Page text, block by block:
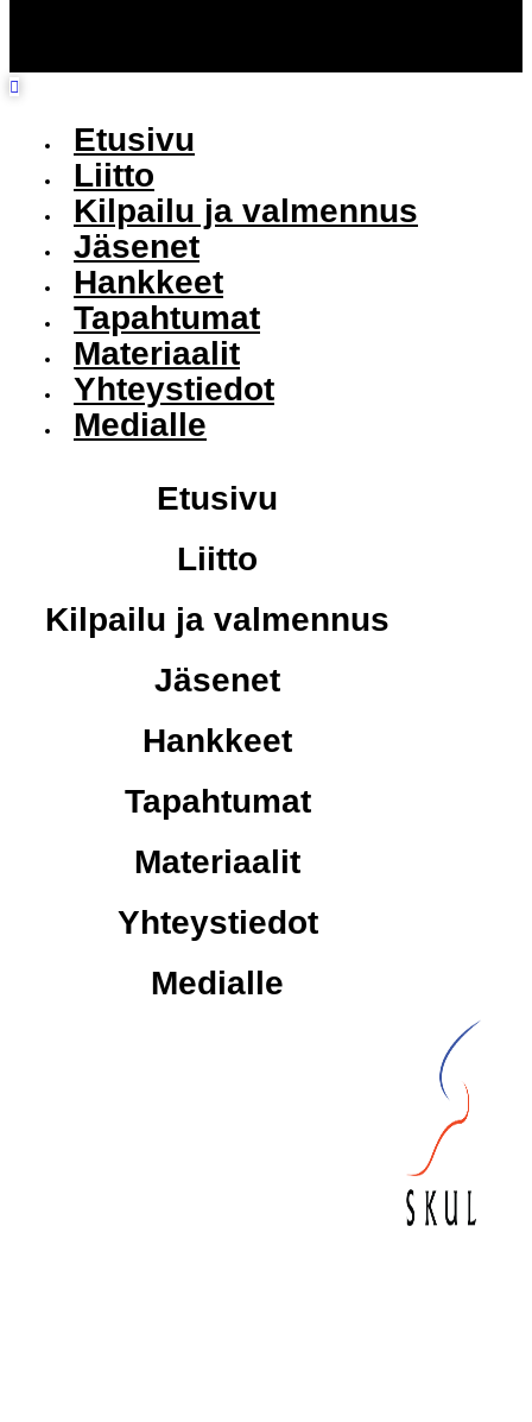
Etusivu
Liitto
Kilpailu ja valmennus
Jäsenet
Hankkeet
Tapahtumat
Materiaalit
Yhteystiedot
Medialle
Etusivu
Liitto
Kilpailu ja valmennus
Jäsenet
Hankkeet
Tapahtumat
Materiaalit
Yhteystiedot
Medialle